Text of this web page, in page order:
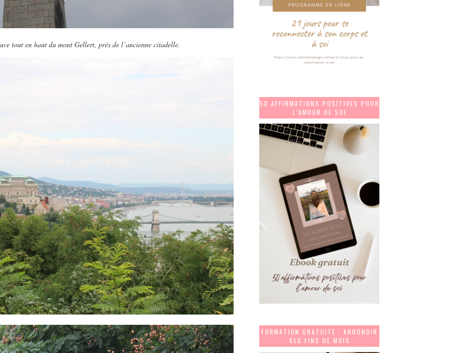
tout en haut du mont Gellert, près de l’ancienne citadelle.
50 AFFIRMATIONS POSITIVES POUR
L’AMOUR DE SOI
FORMATION GRATUITE : ARRONDIR
SES FINS DE MOIS